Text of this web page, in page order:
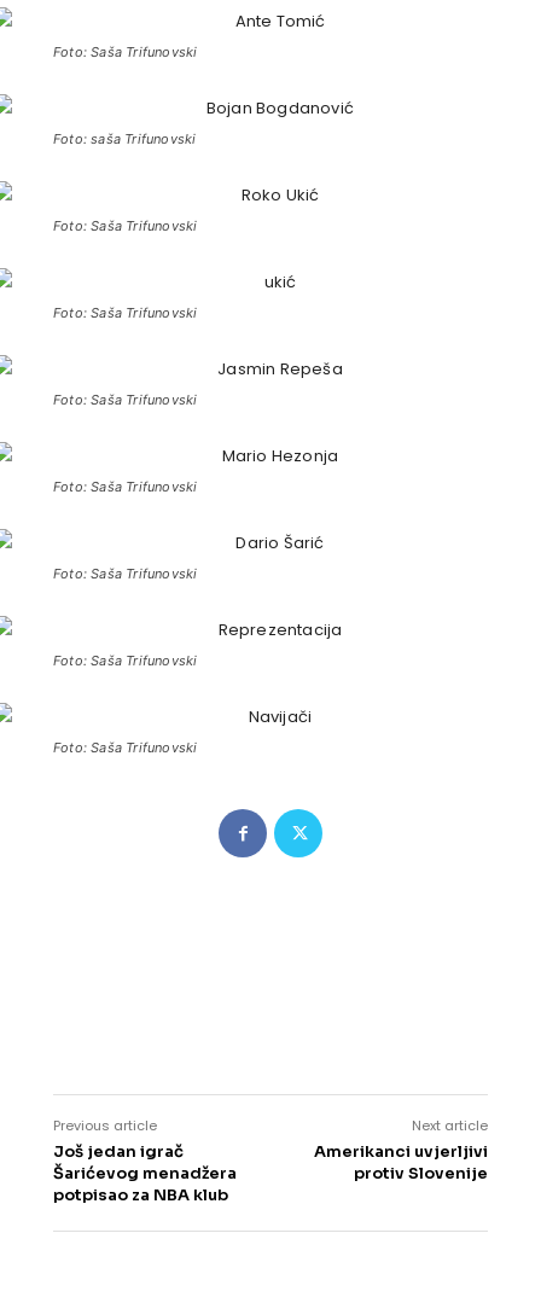
Foto: Saša Trifunovski
Foto: saša Trifunovski
Foto: Saša Trifunovski
Foto: Saša Trifunovski
Foto: Saša Trifunovski
Foto: Saša Trifunovski
Foto: Saša Trifunovski
Foto: Saša Trifunovski
Foto: Saša Trifunovski
Previous article
Još jedan igrač
Šarićevog menadžera
potpisao za NBA klub
Next article
Amerikanci uvjerljivi
protiv Slovenije